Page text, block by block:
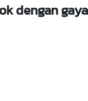
dengan